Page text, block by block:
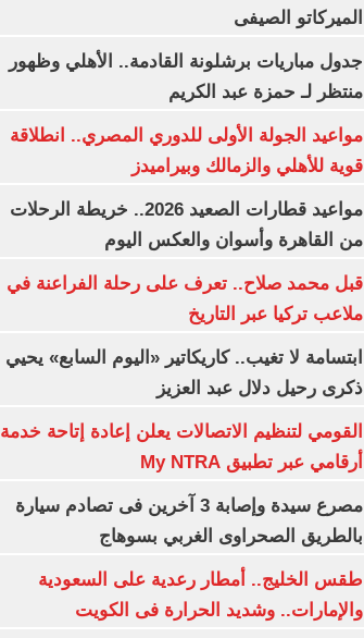
الميركاتو الصيفى
جدول مباريات برشلونة القادمة.. الأهلي وظهور
منتظر لـ حمزة عبد الكريم
مواعيد الجولة الأولى للدوري المصري.. انطلاقة
قوية للأهلي والزمالك وبيراميدز
مواعيد قطارات الصعيد 2026.. خريطة الرحلات
من القاهرة وأسوان والعكس اليوم
قبل محمد صلاح.. تعرف على رحلة الفراعنة في
ملاعب تركيا عبر التاريخ
ابتسامة لا تغيب.. كاريكاتير «اليوم السابع» يحيي
ذكرى رحيل دلال عبد العزيز
القومي لتنظيم الاتصالات يعلن إعادة إتاحة خدمة
أرقامي عبر تطبيق My NTRA
مصرع سيدة وإصابة 3 آخرين فى تصادم سيارة
بالطريق الصحراوى الغربي بسوهاج
طقس الخليج.. أمطار رعدية على السعودية
والإمارات.. وشديد الحرارة فى الكويت